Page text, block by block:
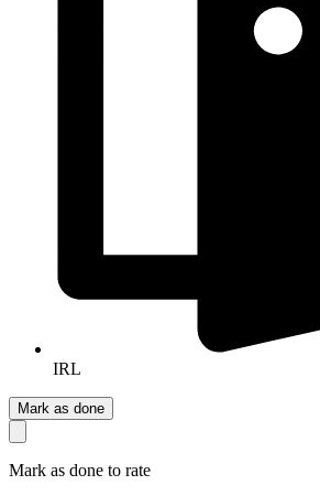
IRL
Mark as done
Mark as done to rate